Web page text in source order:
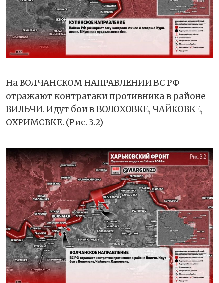
На ВОЛЧАНСКОМ НАПРАВЛЕНИИ ВС РФ
отражают контратаки противника в районе
ВИЛЬЧИ. Идут бои в ВОЛОХОВКЕ, ЧАЙКОВКЕ,
ОХРИМОВКЕ. (Рис. 3.2)